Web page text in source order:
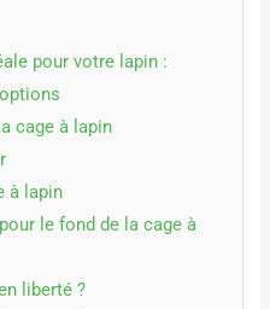
pour votre lapin :
cage à lapin
à lapin
le fond de la cage à
liberté ?